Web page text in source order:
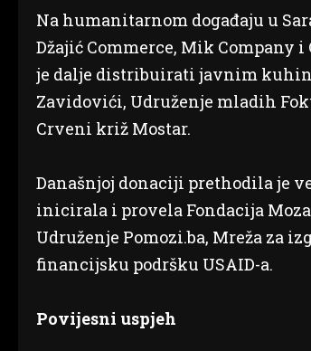
Na humanitarnom događaju u
Džajić Commerce, Mik Company
je dalje distribuirati javnim
Zavidovići, Udruženje mladih
Crveni križ Mostar.
Današnjoj donaciji prethodila je
inicirala i provela Fondacija
Udruženje Pomozi.ba, Mreža za
financijsku podršku USAID-a.
Povijesni uspjeh